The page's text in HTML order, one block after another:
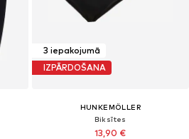
3 iepakojumā
IZPĀRDOŠANA
HUNKEMÖLLER
Biksītes
13,90 €